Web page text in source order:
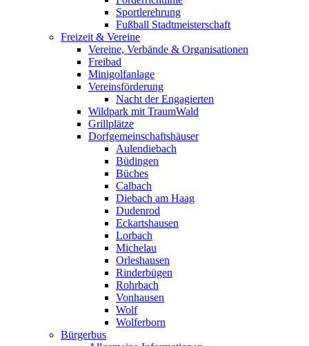
Sportlerehrung
Fußball Stadtmeisterschaft
Freizeit & Vereine
Vereine, Verbände & Organisationen
Freibad
Minigolfanlage
Vereinsförderung
Nacht der Engagierten
Wildpark mit TraumWald
Grillplätze
Dorfgemeinschaftshäuser
Aulendiebach
Büdingen
Büches
Calbach
Diebach am Haag
Dudenrod
Eckartshausen
Lorbach
Michelau
Orleshausen
Rinderbügen
Rohrbach
Vonhausen
Wolf
Wolferborn
Bürgerbus